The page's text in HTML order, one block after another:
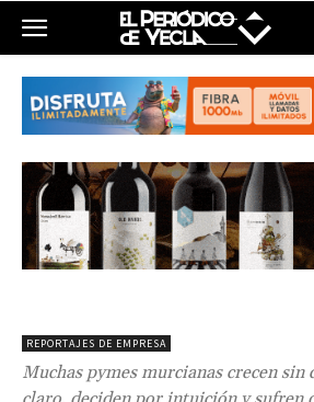
REPORTAJES DE EMPRESA
Muchas pymes murcianas crecen